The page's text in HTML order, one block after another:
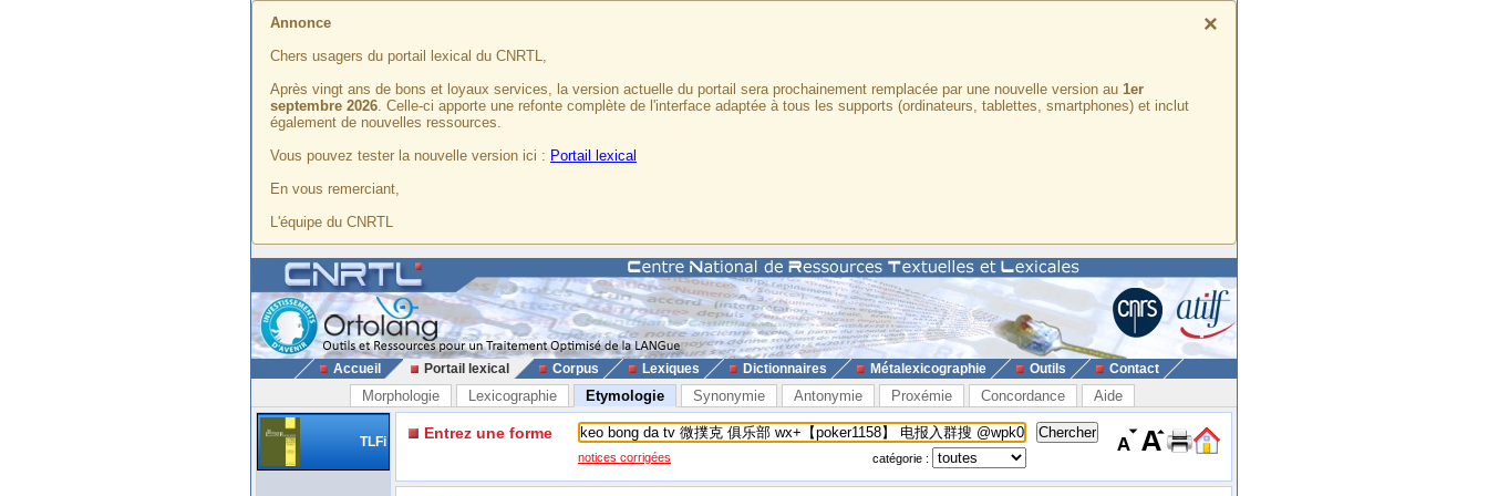
×
Annonce
Chers usagers du portail lexical du CNRTL,
Après vingt ans de bons et loyaux services, la version actuelle du portail sera prochainement remplacée par une nouvelle version au 1er
septembre 2026. Celle-ci apporte une refonte complète de l'interface adaptée à tous les supports (ordinateurs, tablettes, smartphones) et inclut
également de nouvelles ressources.
Vous pouvez tester la nouvelle version ici : Portail lexical
En vous remerciant,
L'équipe du CNRTL
Accueil Portail lexical Corpus Lexiques Dictionnaires Métalexicographie Outils Contact
Morphologie Lexicographie Etymologie Synonymie Antonymie Proxémie Concordance Aide
TLFi Entrez une forme
notices corrigées catégorie :